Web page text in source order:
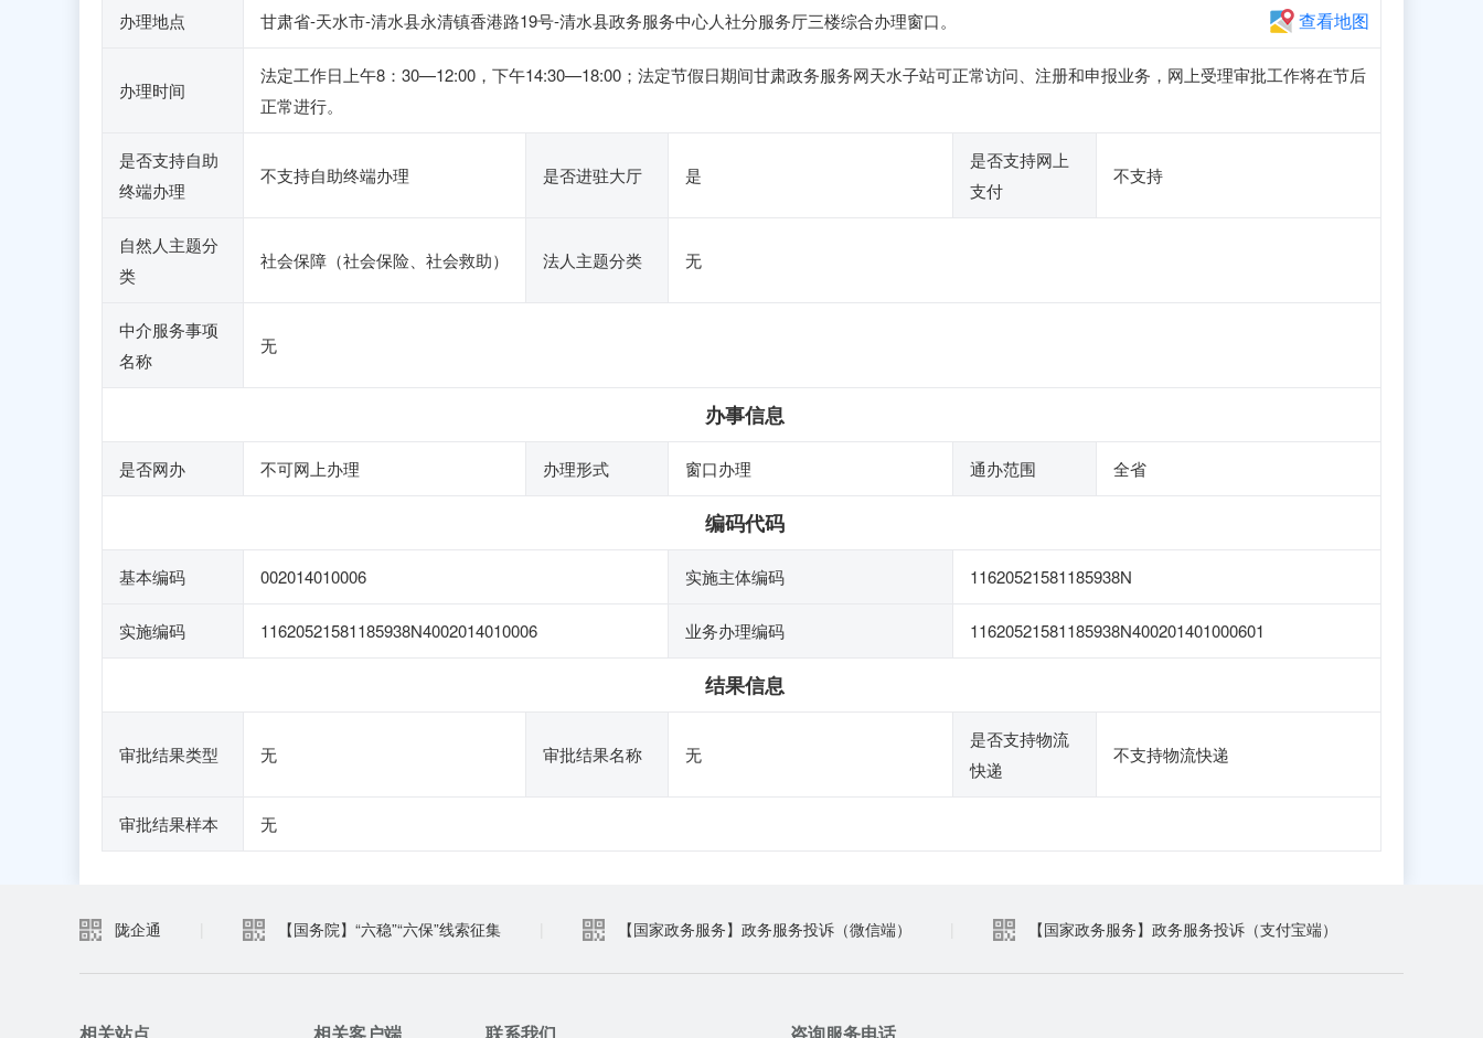
办理地点 甘肃省-天水市-清水县永清镇香港路19号-清水县政务服务中心人社分服务厅三楼综合办理窗口。 查看地图
办理时间
法定工作日上午8：30—12:00，下午14:30—18:00；法定节假日期间甘肃政务服务网天水子站可正常访问、注册和申报业务，网上受理审批工作将在节后
正常进行。
是否支持自助
终端办理
不支持自助终端办理 是否进驻大厅 是
是否支持网上
支付
不支持
自然人主题分
类
社会保障（社会保险、社会救助） 法人主题分类 无
中介服务事项
名称
无
办事信息
是否网办 不可网上办理 办理形式 窗口办理 通办范围 全省
编码代码
基本编码 002014010006 实施主体编码 11620521581185938N
实施编码 11620521581185938N4002014010006 业务办理编码 11620521581185938N400201401000601
结果信息
审批结果类型 无 审批结果名称 无
是否支持物流
快递
不支持物流快递
审批结果样本 无
陇企通 【国务院】“六稳”“六保”线索征集 【国家政务服务】政务服务投诉（微信端） 【国家政务服务】政务服务投诉（支付宝端）